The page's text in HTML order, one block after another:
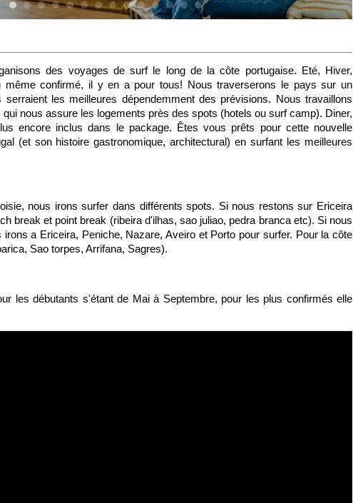
des voyages de surf le long de la côte portugaise. Eté, Hiver,
même confirmé, il y en a pour tous! Nous traverserons le pays sur un
serraient les meilleures dépendemment des prévisions. Nous travaillons
nous assure les logements près des spots (hotels ou surf camp). Diner,
encore inclus dans le package. Êtes vous prêts pour cette nouvelle
(et son histoire gastronomique, architectural) en surfant les meilleures
nous irons surfer dans différents spots. Si nous restons sur Ericeira
break et point break (ribeira d'ilhas, sao juliao, pedra branca etc). Si nous
a Ericeira, Peniche, Nazare, Aveiro et Porto pour surfer. Pour la côte
Sao torpes, Arrifana, Sagres).
les débutants s'étant de Mai à Septembre, pour les plus confirmés elle